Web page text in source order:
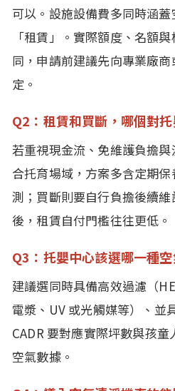
可以。設施設備費多同時涵
「租賃」。實際額度、名額
同，申請前建議先向專業廠
定。
Q2：租賃和買斷，哪個對
若重視現金流、免維護負擔
合托育場域，方案多含定期
測；買斷則要自行負擔後續
後，租賃自付門檻往往更低。
Q3：托嬰中心該選哪一種空
建議選同時具備高效過濾（
電漿、UV 或光觸媒等）、並
CADR 要對應實際坪數與孩
空氣數據。